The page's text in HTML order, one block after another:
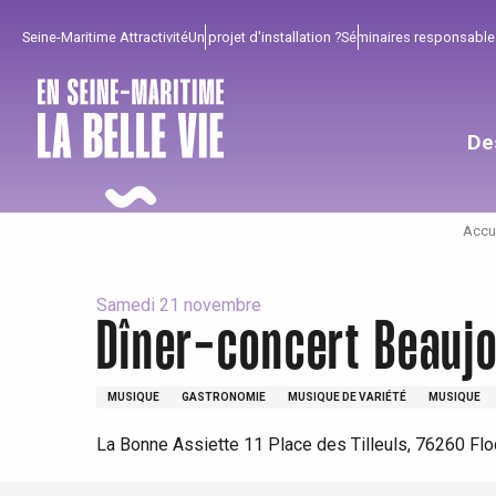
principal
Seine-Maritime AttractivitéUn projet d'installation ?Séminaires
Pour profiter
Tout l'agenda
Incontournables
Lieux branchés
Bien de chez nous !
Séjours en bord de
Samedi 21 novembre
Dîner-concert
MUSIQUE GASTRONOMIE MUSIQUE DE VARIÉTÉ MUSIQUE
La Bonne Assiette 11 Place des Tilleuls, 76260